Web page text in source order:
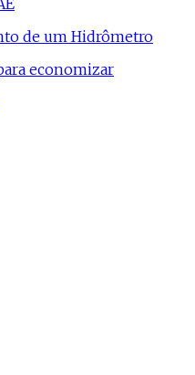
de um Hidrômetro
economizar